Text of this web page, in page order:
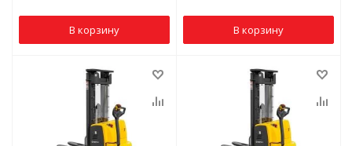
В корзину В корзину